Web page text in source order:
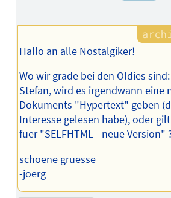
Hallo an alle Nostalgiker!
Wo wir grade bei den Oldies sind:
Stefan, wird es irgendwann eine
Dokuments "Hypertext" geben
Interesse gelesen habe), oder
fuer "SELFHTML - neue Version"
schoene gruesse
-joerg